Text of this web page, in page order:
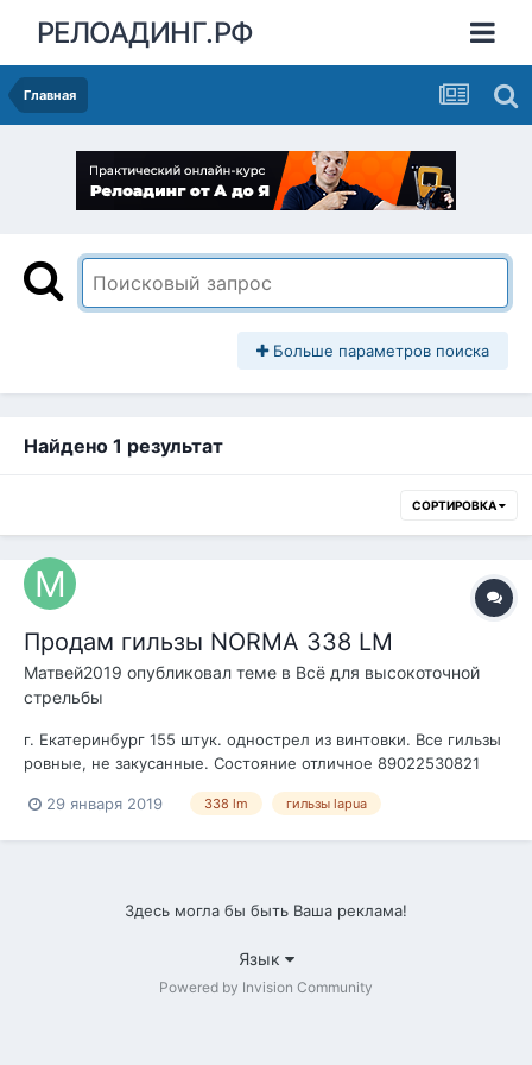
РЕЛОАДИНГ.РФ
Главная
Больше параметров поиска
Найдено 1 результат
СОРТИРОВКА
Продам гильзы NORMA 338 LM
Матвей2019 опубликовал теме в Всё для высокоточной
стрельбы
г. Екатеринбург 155 штук. однострел из винтовки. Все гильзы
ровные, не закусанные. Состояние отличное 89022530821
или звоните 50 руб. за штуку торг если возьмете все
29 января 2019 338 lm гильзы lapua
Здесь могла бы быть Ваша реклама!
Язык
Powered by Invision Community